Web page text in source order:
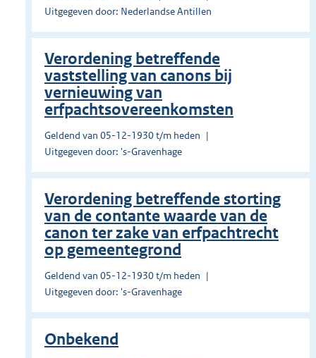
Uitgegeven door: Nederlandse Antillen
Verordening betreffende
vaststelling van canons bij
vernieuwing van
erfpachtsovereenkomsten
Geldend van 05-12-1930 t/m heden
Uitgegeven door: 's-Gravenhage
Verordening betreffende storting
van de contante waarde van de
canon ter zake van erfpachtrecht
op gemeentegrond
Geldend van 05-12-1930 t/m heden
Uitgegeven door: 's-Gravenhage
Onbekend